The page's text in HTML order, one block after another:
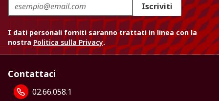
Iscriviti
I dati personali forniti saranno trattati in linea con la
nostra Politica sulla Privacy.
Contattaci
02.66.058.1